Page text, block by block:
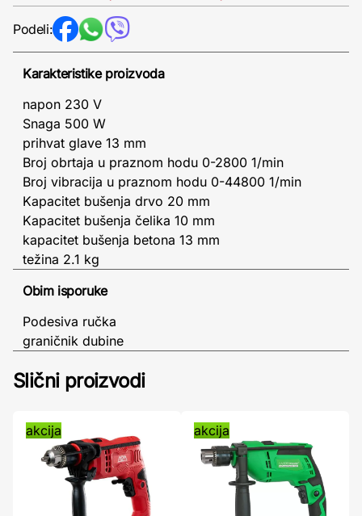
Podeli:
Karakteristike proizvoda
napon 230 V
Snaga 500 W
prihvat glave 13 mm
Broj obrtaja u praznom hodu 0-2800 1/min
Broj vibracija u praznom hodu 0-44800 1/min
Kapacitet bušenja drvo 20 mm
Kapacitet bušenja čelika 10 mm
kapacitet bušenja betona 13 mm
težina 2.1 kg
Obim isporuke
Podesiva ručka
graničnik dubine
Slični proizvodi
akcija akcija